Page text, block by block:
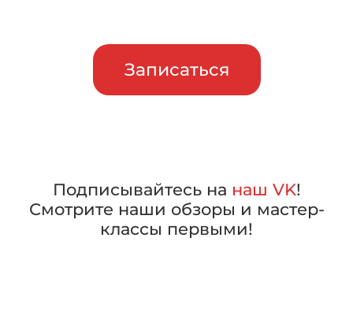
Записаться
Подписывайтесь на наш VK!
Смотрите наши обзоры и мастер-
классы первыми!